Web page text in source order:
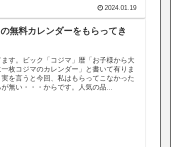
2024.01.19
無料カレンダーをもらってき
す。ビック「コジマ」暦「お子様から大
枚コジマのカレンダー」と書いて有りま
を言うと今回、私はもらってこなかった
無い・・・からです。人気の品...